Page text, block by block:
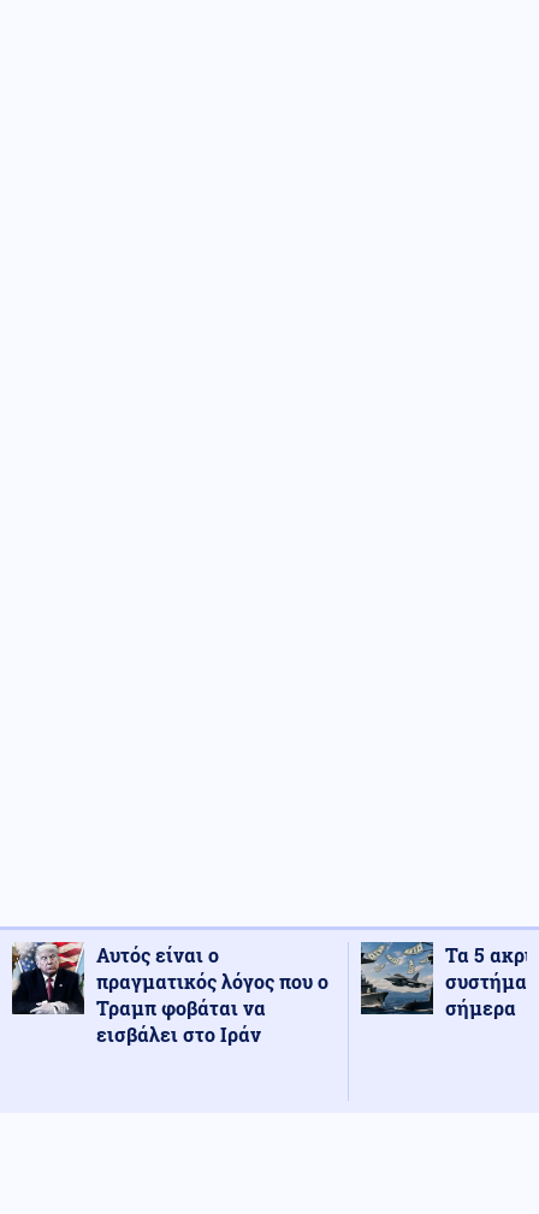
Αυτός είναι ο
πραγματικός λόγος που ο
Τραμπ φοβάται να
εισβάλει στο Ιράν
Τα 5
σήμερα